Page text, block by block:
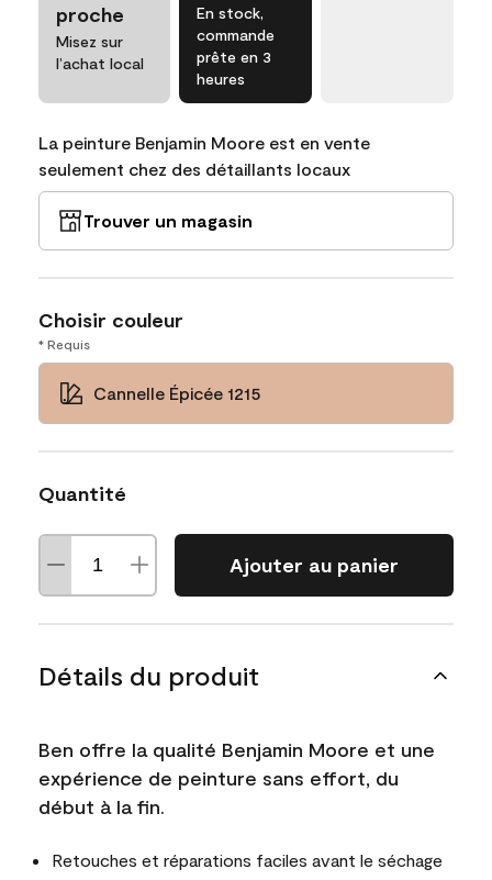
proche
Misez sur
l’achat local
En stock,
commande
prête en 3
heures
La peinture Benjamin Moore est en vente
seulement chez des détaillants locaux
Trouver un magasin
Choisir couleur
* Requis
Cannelle Épicée 1215
Quantité
Ajouter au panier
Détails du produit
Ben offre la qualité Benjamin Moore et une
expérience de peinture sans effort, du
début à la fin.
Retouches et réparations faciles avant le séchage